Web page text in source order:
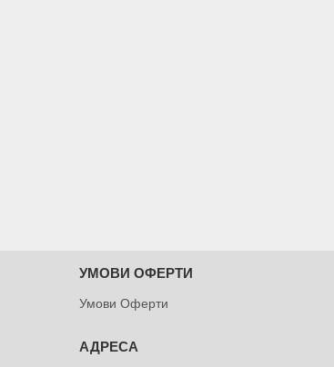
УМОВИ ОФЕРТИ
Умови Оферти